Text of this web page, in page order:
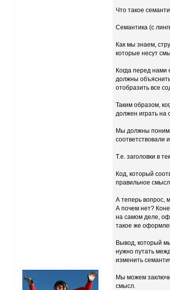
Что такое
Семантика (с
Как мы знаем,
которые несут
Когда перед
должны
отобразить все
Таким образом,
должен играть на
Мы должны
соответствовали
Т.е. заголовки в
Код, который
правильное
А теперь вопрос,
А почем нет?
на самом деле,
такое же
Вывод, который
нужно путать
изменить
Мы можем
смысл.